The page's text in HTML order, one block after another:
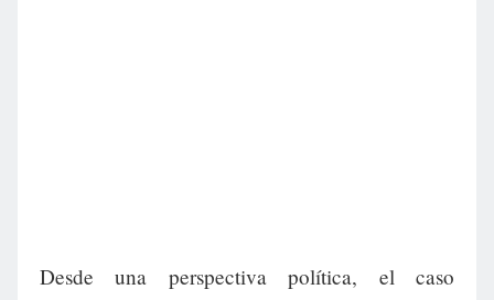
Desde una perspectiva política, el caso